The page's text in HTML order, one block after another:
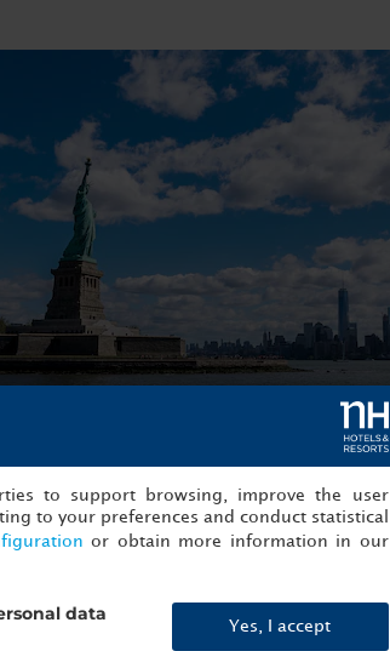
to support browsing, improve the user
to your preferences and conduct statistical
or obtain more information in our
data
Yes, I accept